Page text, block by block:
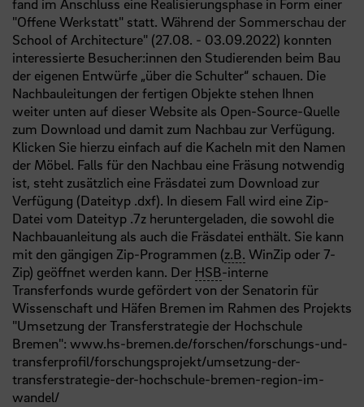
fand im Anschluss eine Realisierungsphase in Form einer
"Offene Werkstatt" statt. Während der Sommerschau der
School of Architecture" (27.08. - 03.09.2022) konnten
interessierte Besucher:innen den Studierenden beim Bau
der eigenen Entwürfe „über die Schulter“ schauen. Die
Nachbauleitungen der fertigen Objekte stehen Ihnen
weiter unten auf dieser Website als Open-Source-Quelle
zum Download und damit zum Nachbau zur Verfügung.
Klicken Sie hierzu einfach auf die Kacheln mit den Namen
der Möbel. Falls für den Nachbau eine Fräsung notwendig
ist, steht zusätzlich eine Fräsdatei zum Download zur
Verfügung (Dateityp .dxf). In diesem Fall wird eine Zip-
Datei vom Dateityp .7z heruntergeladen, die sowohl die
Nachbauanleitung als auch die Fräsdatei enthält. Sie kann
mit den gängigen Zip-Programmen (z.B. WinZip oder 7-
Zip) geöffnet werden kann. Der HSB-interne
Transferfonds wurde gefördert von der Senatorin für
Wissenschaft und Häfen Bremen im Rahmen des Projekts
"Umsetzung der Transferstrategie der Hochschule
Bremen": www.hs-bremen.de/forschen/forschungs-und-
transferprofil/forschungsprojekt/umsetzung-der-
transferstrategie-der-hochschule-bremen-region-im-
wandel/